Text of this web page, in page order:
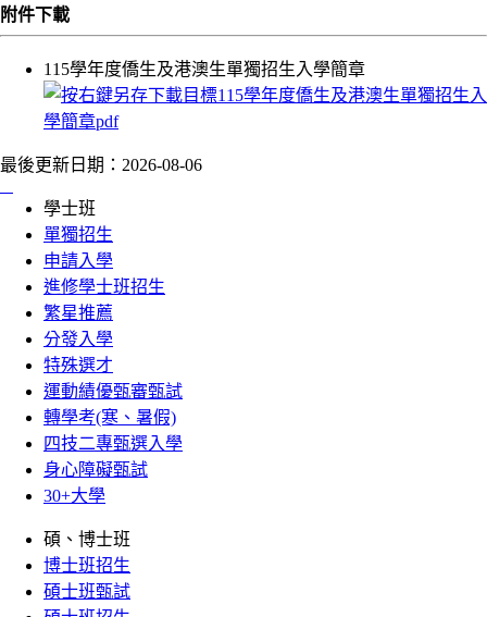
附件下載
115學年度僑生及港澳生單獨招生入學簡章
最後更新日期： 2026-08-06
學士班
單獨招生
申請入學
進修學士班招生
繁星推薦
分發入學
特殊選才
運動績優甄審甄試
轉學考(寒、暑假)
四技二專甄選入學
身心障礙甄試
30+大學
碩、博士班
博士班招生
碩士班甄試